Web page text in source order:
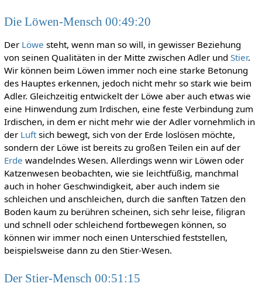
Die Löwen-Mensch 00:49:20
Der Löwe steht, wenn man so will, in gewisser Beziehung
von seinen Qualitäten in der Mitte zwischen Adler und Stier.
Wir können beim Löwen immer noch eine starke Betonung
des Hauptes erkennen, jedoch nicht mehr so stark wie beim
Adler. Gleichzeitig entwickelt der Löwe aber auch etwas wie
eine Hinwendung zum Irdischen, eine feste Verbindung zum
Irdischen, in dem er nicht mehr wie der Adler vornehmlich in
der Luftsich bewegt, sich von der Erde loslösen möchte,
sondern der Löwe ist bereits zu großen Teilen ein auf der
Erde wandelndes Wesen. Allerdings wenn wir Löwen oder
Katzenwesen beobachten, wie sie leichtfüßig, manchmal
auch in hoher Geschwindigkeit, aber auch indem sie
schleichen und anschleichen, durch die sanften Tatzen den
Boden kaum zu berühren scheinen, sich sehr leise, filigran
und schnell oder schleichend fortbewegen können, so
können wir immer noch einen Unterschied feststellen,
beispielsweise dann zu den Stier-Wesen.
Der Stier-Mensch 00:51:15